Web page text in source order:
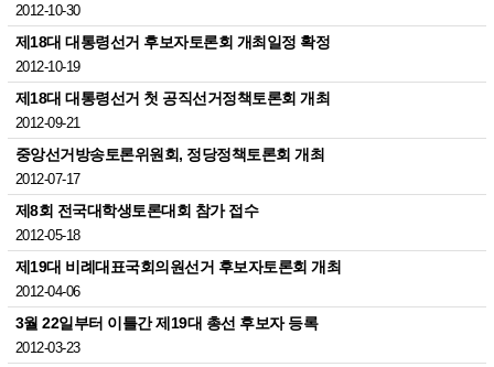
2012-10-30
제18대 대통령선거 후보자토론회 개최일정 확정
2012-10-19
제18대 대통령선거 첫 공직선거정책토론회 개최
2012-09-21
중앙선거방송토론위원회, 정당정책토론회 개최
2012-07-17
제8회 전국대학생토론대회 참가 접수
2012-05-18
제19대 비례대표국회의원선거 후보자토론회 개최
2012-04-06
3월 22일부터 이틀간 제19대 총선 후보자 등록
2012-03-23